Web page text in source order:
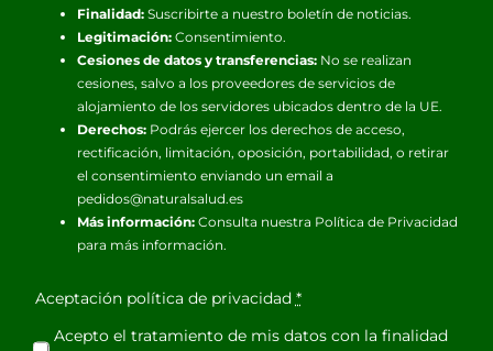
Finalidad:Suscribirte a nuestro boletín de noticias.
Legitimación:Consentimiento.
Cesiones de datos y transferencias:No se realizan
cesiones, salvo a los proveedores de servicios de
alojamiento de los servidores ubicados dentro de la UE.
Derechos:Podrás ejercer los derechos de acceso,
rectificación, limitación, oposición, portabilidad, o retirar
el consentimiento enviando un email a
pedidos@naturalsalud.es
Más información:Consulta nuestra Política de Privacidad
para más información.
Aceptación política de privacidad *
Acepto el tratamiento de mis datos con la finalidad